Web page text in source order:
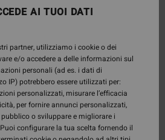
AI TUOI DATI
partner, utilizziamo i cookie o dei
e/o accedere a delle informazioni sul
personali (ad es. i dati di
IP) potrebbero essere utilizzati per:
personalizzati, misurare l’efficacia
per fornire annunci personalizzati,
o sviluppare e migliorare i
configurare la tua scelta fornendo il